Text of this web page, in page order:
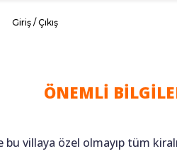
Giriş / Çıkış
ÖNEMLİ
bu villaya özel olmayıp tüm